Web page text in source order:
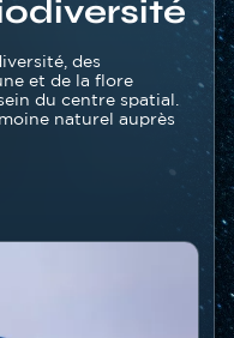
des
et de la flore
du centre spatial.
naturel auprès